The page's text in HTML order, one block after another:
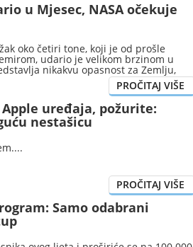
u Mjesec, NASA očekuje
oko četiri tone, koji je od prošle
udario je velikom brzinom u
nikakvu opasnost za Zemlju,
Zemljinog prirodnog satelita nastao
uređaja, požurite:
nestašicu
Samo odabrani